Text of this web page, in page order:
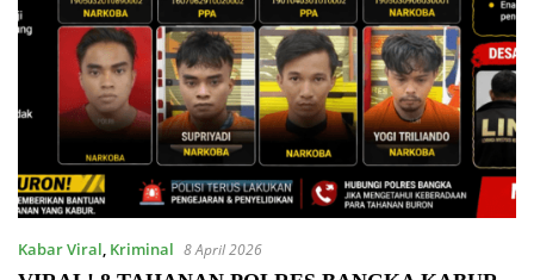
Kabar Viral, Kriminal 8 April 2026